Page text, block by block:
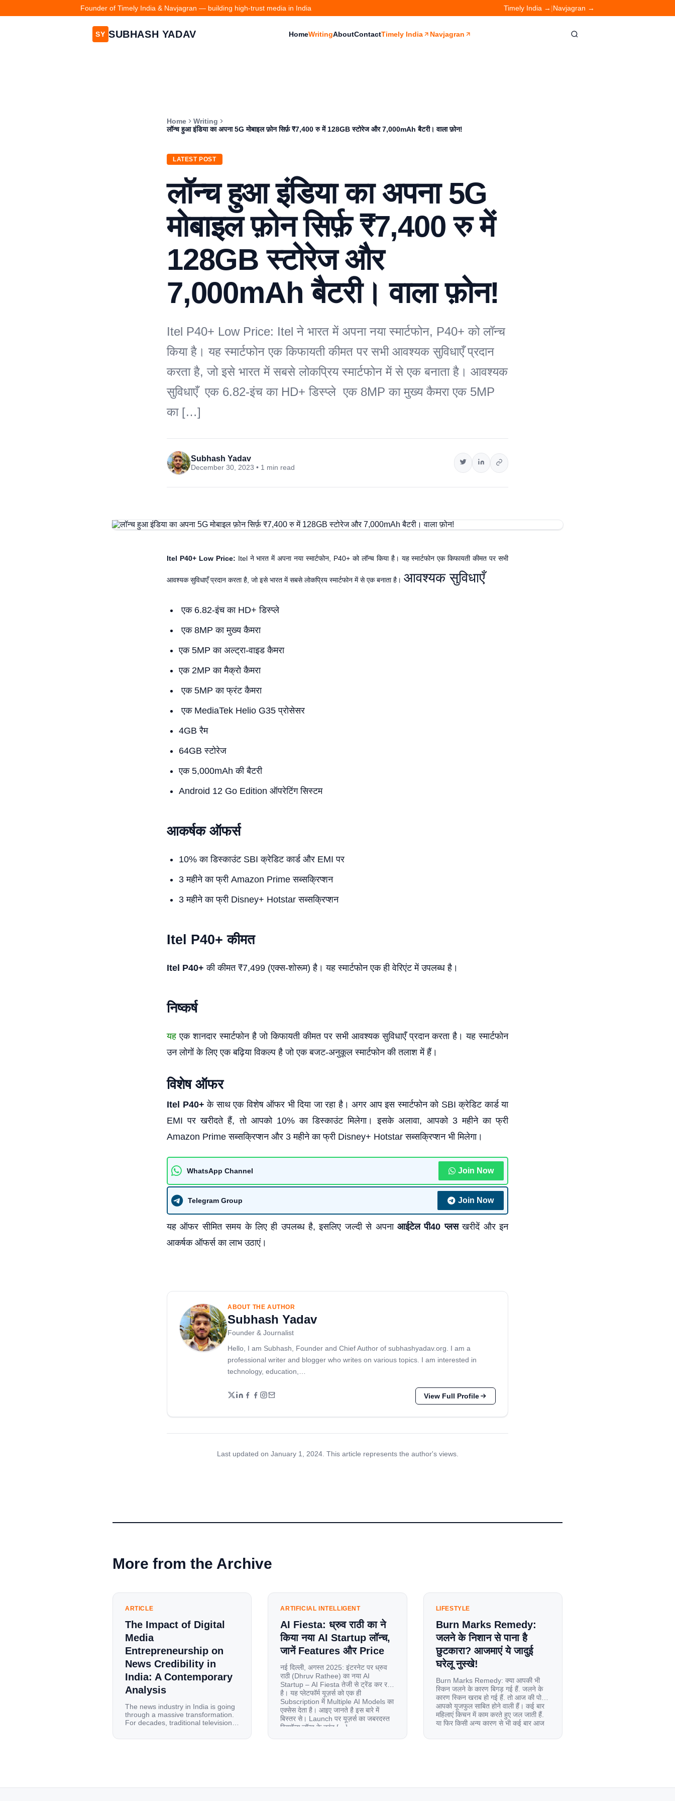
Founder of Timely India & Navjagran — building high-trust media in India Timely India → |Navjagran →
SY SUBHASH YADAV HomeWritingAboutContactTimely India Navjagran
Home
Writing
लॉन्च हुआ इंडिया का अपना 5G मोबाइल फ़ोन सिर्फ़ ₹7,400 रु में 128GB स्टोरेज और 7,000mAh बैटरी। वाला फ़ोन!
LATEST POST
लॉन्च हुआ इंडिया का अपना 5G
मोबाइल फ़ोन सिर्फ़ ₹7,400 रु में
128GB स्टोरेज और
7,000mAh बैटरी। वाला फ़ोन!
Itel P40+ Low Price: Itel ने भारत में अपना नया स्मार्टफोन, P40+ को लॉन्च
किया है। यह स्मार्टफोन एक किफायती कीमत पर सभी आवश्यक सुविधाएँ प्रदान
करता है, जो इसे भारत में सबसे लोकप्रिय स्मार्टफोन में से एक बनाता है। आवश्यक
सुविधाएँ एक 6.82-इंच का HD+ डिस्प्ले एक 8MP का मुख्य कैमरा एक 5MP
का […]
Subhash Yadav
December 30, 2023 • 1 min read
Itel P40+ Low Price: Itel ने भारत में अपना नया स्मार्टफोन, P40+ को लॉन्च किया है। यह स्मार्टफोन एक किफायती कीमत पर सभी
आवश्यक सुविधाएँ प्रदान करता है, जो इसे भारत में सबसे लोकप्रिय स्मार्टफोन में से एक बनाता है। आवश्यक सुविधाएँ
एक 6.82-इंच का HD+ डिस्प्ले
एक 8MP का मुख्य कैमरा
एक 5MP का अल्ट्रा-वाइड कैमरा
एक 2MP का मैक्रो कैमरा
एक 5MP का फ्रंट कैमरा
एक MediaTek Helio G35 प्रोसेसर
4GB रैम
64GB स्टोरेज
एक 5,000mAh की बैटरी
Android 12 Go Edition ऑपरेटिंग सिस्टम
आकर्षक ऑफर्स
10% का डिस्काउंट SBI क्रेडिट कार्ड और EMI पर
3 महीने का फ्री Amazon Prime सब्सक्रिप्शन
3 महीने का फ्री Disney+ Hotstar सब्सक्रिप्शन
Itel P40+ कीमत
Itel P40+ की कीमत ₹7,499 (एक्स-शोरूम) है। यह स्मार्टफोन एक ही वेरिएंट में उपलब्ध है।
निष्कर्ष
यहएक शानदार स्मार्टफोन है जो किफायती कीमत पर सभी आवश्यक सुविधाएँ प्रदान करता है। यह स्मार्टफोन
उन लोगों के लिए एक बढ़िया विकल्प है जो एक बजट-अनुकूल स्मार्टफोन की तलाश में हैं।
विशेष ऑफर
Itel P40+ के साथ एक विशेष ऑफर भी दिया जा रहा है। अगर आप इस स्मार्टफोन को SBI क्रेडिट कार्ड या
EMI पर खरीदते हैं, तो आपको 10% का डिस्काउंट मिलेगा। इसके अलावा, आपको 3 महीने का फ्री
Amazon Prime सब्सक्रिप्शन और 3 महीने का फ्री Disney+ Hotstar सब्सक्रिप्शन भी मिलेगा।
WhatsApp Channel Join Now
Telegram Group Join Now
यह ऑफर सीमित समय के लिए ही उपलब्ध है, इसलिए जल्दी से अपनाआईटेल पी40 प्लसखरीदें और इन
आकर्षक ऑफर्स का लाभ उठाएं।
ABOUT THE AUTHOR
Subhash Yadav
Founder & Journalist
Hello, I am Subhash, Founder and Chief Author of subhashyadav.org. I am a
professional writer and blogger who writes on various topics. I am interested in
technology, education,…
View Full Profile
Last updated on January 1, 2024. This article represents the author's views.
More from the Archive
ARTICLE
The Impact of Digital
Media
Entrepreneurship on
News Credibility in
India: A Contemporary
Analysis
The news industry in India is going
through a massive transformation.
For decades, traditional television
were the main sources of
India has become a mobile-first
ARTIFICIAL INTELLIGENT
AI Fiesta: ध्रुव राठी का ने
किया नया AI Startup लॉन्च,
जानें Features और Price
नई दिल्ली, अगस्त 2025: इंटरनेट पर ध्रुव
राठी (Dhruv Rathee) का नया AI
Startup – AI Fiesta तेजी से ट्रेंड कर रहा
है। यह प्लेटफॉर्म यूज़र्स को एक ही
Subscription में Multiple AI Models का
एक्सेस देता है। आइए जानते है इस बारे में
बिस्तर से। Launch पर यूज़र्स का जबरदस्त
रिस्पॉन्स लॉन्च के तुरंत […]
LIFESTYLE
Burn Marks Remedy:
जलने के निशान से पाना है
छुटकारा? आजमाएं ये जादुई
घरेलू नुस्खे!
Burn Marks Remedy: क्या आपकी भी
स्किन जलने के कारण बिगड़ गई हैं. जलने के
कारण स्किन खराब हो गई हैं. तो आज की पोस्ट
आपको यूजफुल साबित होने वाली हैं। कई बार
महिलाएं किचन में काम करते हुए जल जाती हैं.
या फिर किसी अन्य कारण से भी कई बार आज